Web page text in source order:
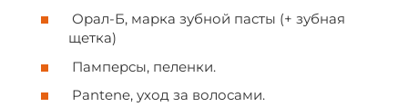
Орал-Б, марка зубной пасты (+ зубная
щетка)
Памперсы, пеленки.
Pantene, уход за волосами.